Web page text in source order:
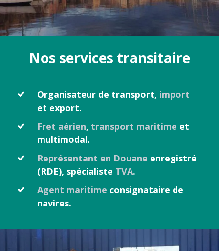
Nos services transitaire
Organisateur de transport, import
et export.
Fret aérien, transport maritime et
multimodal.
Représentant en Douane enregistré
(RDE), spécialiste TVA.
Agent maritime consignataire de
navires.